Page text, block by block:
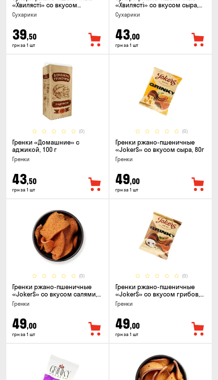
«Хвилясті» со вкусом
чеснока, 75г
Сухарики
39,50
грн за 1 шт
«Хвилясті» со вкусом сыра,
75г
Сухарики
43,00
грн за 1 шт
(0)
Гренки «Домашние» с
аджикой, 100 г
Гренки
43,50
грн за 1 шт
(0)
Гренки ржано-пшеничные
«JokerS» со вкусом сыра, 80г
Гренки
49,00
грн за 1 шт
(0)
Гренки ржано-пшеничные
«JokerS» со вкусом салями,
80г
Гренки
49,00
грн за 1 шт
(0)
Гренки ржано-пшеничные
«JokerS» со вкусом грибов,
80г
Гренки
49,00
грн за 1 шт